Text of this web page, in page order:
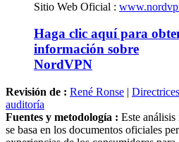
información sobre
NordVPN
auditoría
Fuentes y metodología :
se basa en los documentos oficiales
experiencias de los consumidores